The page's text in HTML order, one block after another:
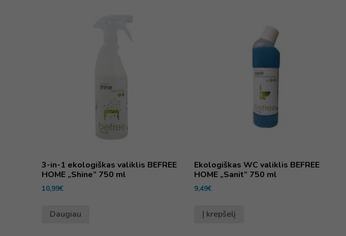
3-in-1 ekologiškas valiklis BEFREE
HOME „Shine” 750 ml
10,99€
Daugiau
Ekologiškas WC valiklis BEFREE
HOME „Sanit” 750 ml
9,49€
Į krepšelį